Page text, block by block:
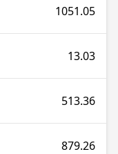
1051.05
13.03
513.36
879.26